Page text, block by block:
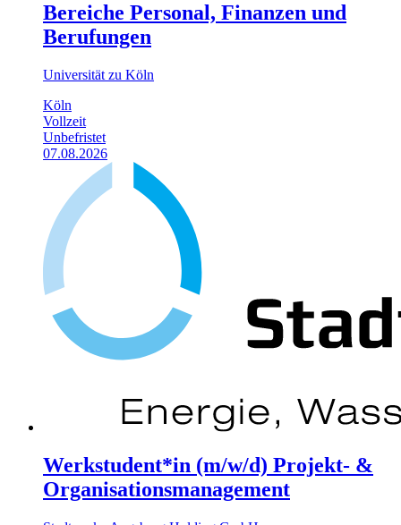
Bereiche Personal, Finanzen und
Berufungen
Universität zu Köln
Köln
Vollzeit
Unbefristet
07.08.2026
Werkstudent*in (m/w/d) Projekt- &
Organisationsmanagement